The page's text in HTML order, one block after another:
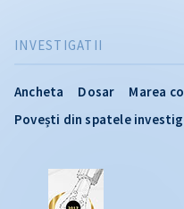
INVESTIGATII
Ancheta Dosar
Marea
Povești din spatele